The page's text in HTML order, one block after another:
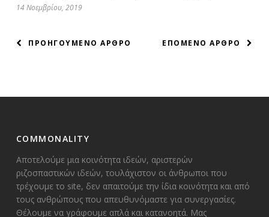
14 Νοεμβρίου, 2019
ΠΛΟΗΓΗΣΗ
ΕΠΟΜΕΝΟ ΑΡΘΡΟ
ΠΡΟΗΓΟΥΜΕΝΟ ΑΡΘΡΟ
COMMONALITY
Αποτελούμε μια κοινότητα ιδεών, αριστερών
ριζοσπαστικών ιδεών, τουλάχιστον οι άνθρωποι που
τρέχουμε το site, δεν απαιτούμε την ίδια κοινότητα και από
τους ανθρώπους που απευθυνόμαστε για συνεργασίες.
Θέλουμε να γράφουμε απλά και κατανοητά. Μας